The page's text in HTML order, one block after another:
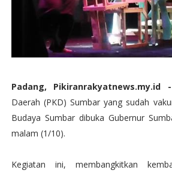
Padang, Pikiranrakyatnews.my.id
Daerah (PKD) Sumbar yang sudah
Budaya Sumbar dibuka Gubernur
malam (1/10).
Kegiatan ini, membangkitkan